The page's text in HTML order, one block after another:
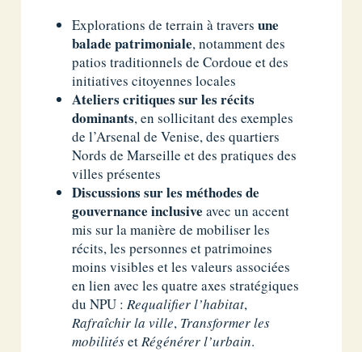
Explorations de terrain à travers une
balade patrimoniale, notamment des
patios traditionnels de Cordoue et des
initiatives citoyennes locales
Ateliers critiques sur les récits
dominants, en sollicitant des exemples
de l’Arsenal de Venise, des quartiers
Nords de Marseille et des pratiques des
villes présentes
Discussions sur les méthodes de
gouvernance inclusive avec un accent
mis sur la manière de mobiliser les
récits, les personnes et patrimoines
moins visibles et les valeurs associées
en lien avec les quatre axes stratégiques
du NPU :Requalifier l’habitat,
Rafraîchir la ville, Transformer les
mobilitésetRégénérer l’urbain.